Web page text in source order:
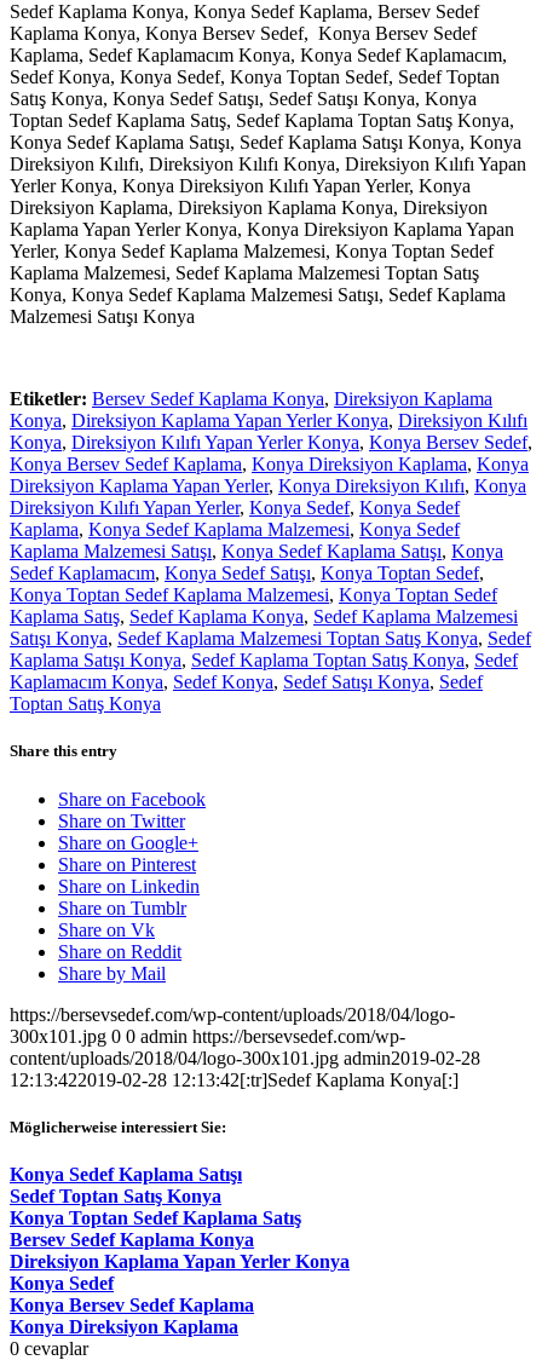
Sedef Kaplama Konya, Konya Sedef Kaplama, Bersev Sedef
Kaplama Konya, Konya Bersev Sedef, Konya Bersev Sedef
Kaplama, Sedef Kaplamacım Konya, Konya Sedef Kaplamacım,
Sedef Konya, Konya Sedef, Konya Toptan Sedef, Sedef Toptan
Satış Konya, Konya Sedef Satışı, Sedef Satışı Konya, Konya
Toptan Sedef Kaplama Satış, Sedef Kaplama Toptan Satış Konya,
Konya Sedef Kaplama Satışı, Sedef Kaplama Satışı Konya, Konya
Direksiyon Kılıfı, Direksiyon Kılıfı Konya, Direksiyon Kılıfı Yapan
Yerler Konya, Konya Direksiyon Kılıfı Yapan Yerler, Konya
Direksiyon Kaplama, Direksiyon Kaplama Konya, Direksiyon
Kaplama Yapan Yerler Konya, Konya Direksiyon Kaplama Yapan
Yerler, Konya Sedef Kaplama Malzemesi, Konya Toptan Sedef
Kaplama Malzemesi, Sedef Kaplama Malzemesi Toptan Satış
Konya, Konya Sedef Kaplama Malzemesi Satışı, Sedef Kaplama
Malzemesi Satışı Konya
Etiketler: Bersev Sedef Kaplama Konya, Direksiyon Kaplama
Konya, Direksiyon Kaplama Yapan Yerler Konya, Direksiyon Kılıfı
Konya, Direksiyon Kılıfı Yapan Yerler Konya, Konya Bersev Sedef,
Konya Bersev Sedef Kaplama, Konya Direksiyon Kaplama, Konya
Direksiyon Kaplama Yapan Yerler, Konya Direksiyon Kılıfı, Konya
Direksiyon Kılıfı Yapan Yerler, Konya Sedef, Konya Sedef
Kaplama, Konya Sedef Kaplama Malzemesi, Konya Sedef
Kaplama Malzemesi Satışı, Konya Sedef Kaplama Satışı, Konya
Sedef Kaplamacım, Konya Sedef Satışı, Konya Toptan Sedef,
Konya Toptan Sedef Kaplama Malzemesi, Konya Toptan Sedef
Kaplama Satış, Sedef Kaplama Konya, Sedef Kaplama Malzemesi
Satışı Konya, Sedef Kaplama Malzemesi Toptan Satış Konya, Sedef
Kaplama Satışı Konya, Sedef Kaplama Toptan Satış Konya, Sedef
Kaplamacım Konya, Sedef Konya, Sedef Satışı Konya, Sedef
Toptan Satış Konya
Share this entry
Share on Facebook
Share on Twitter
Share on Google+
Share on Pinterest
Share on Linkedin
Share on Tumblr
Share on Vk
Share on Reddit
Share by Mail
https://bersevsedef.com/wp-content/uploads/2018/04/logo-
300x101.jpg 0 0 admin https://bersevsedef.com/wp-
content/uploads/2018/04/logo-300x101.jpg admin2019-02-28
12:13:422019-02-28 12:13:42[:tr]Sedef Kaplama Konya[:]
Möglicherweise interessiert Sie:
Konya Sedef Kaplama Satışı
Sedef Toptan Satış Konya
Konya Toptan Sedef Kaplama Satış
Bersev Sedef Kaplama Konya
Direksiyon Kaplama Yapan Yerler Konya
Konya Sedef
Konya Bersev Sedef Kaplama
Konya Direksiyon Kaplama
0 cevaplar